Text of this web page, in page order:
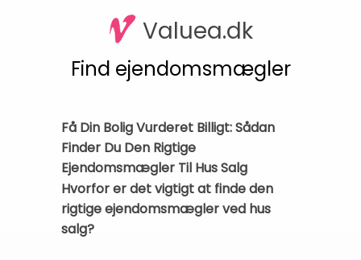
Valuea.dk
Find ejendomsmægler
Få Din Bolig Vurderet Billigt: Sådan
Finder Du Den Rigtige
Ejendomsmægler Til Hus Salg
Hvorfor er det vigtigt at finde den
rigtige ejendomsmægler ved hus
salg?